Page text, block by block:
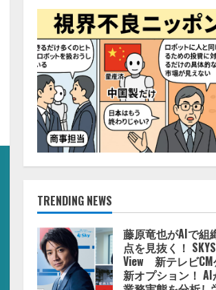
TRENDING NEWS
4
×5つのAIで実態調
2026/08/06/11:53:44
5
ZETAアライアン
の共創を推進する
「Agentic IoT Lab
2026/08/06/11:53:44
1
AI駆動開発の推進
「TinhVan
藤原竜也がAIで組
点を見抜く！
View 新テレビCM
新オプション！